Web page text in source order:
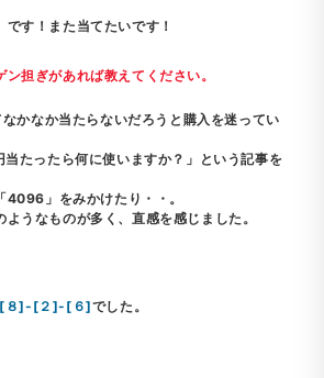
です！また当てたいです！
ン担ぎがあれば教えてください。
かなか当たらないだろうと購入を迷ってい
たったら何に使いますか？」という記事を
4096」をみかけたり・・。
ようなものが多く、直感を感じました。
８]-[２]-[６]でした。